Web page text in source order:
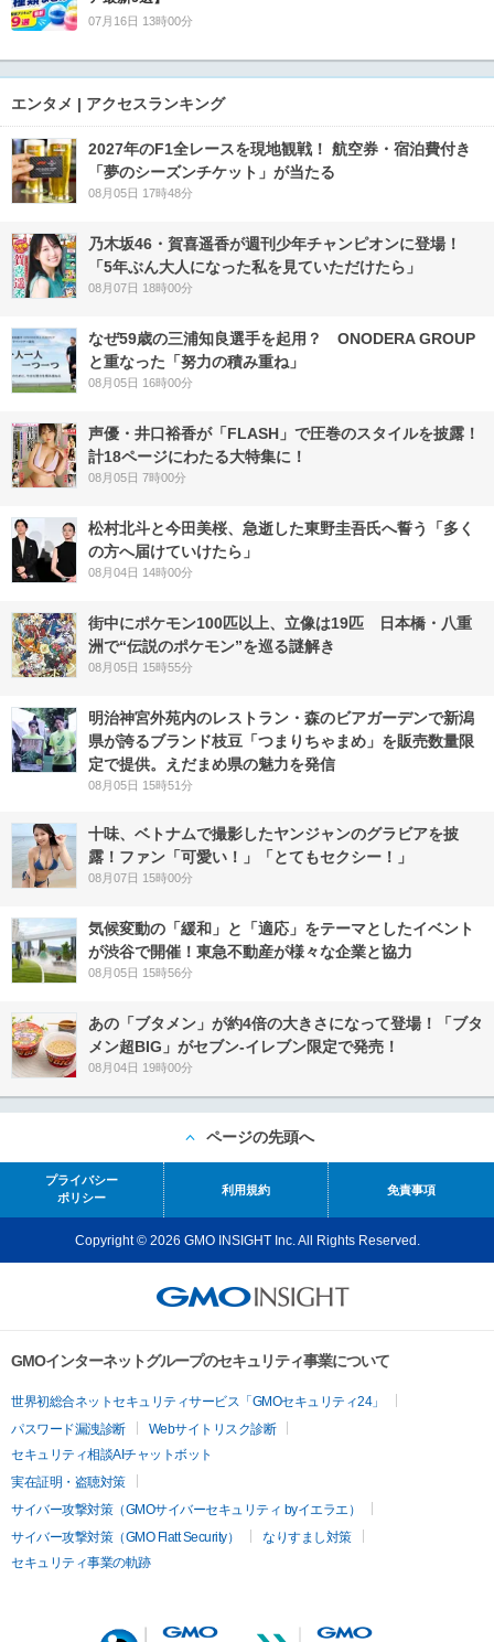
07月16日 13時00分
エンタメ | アクセスランキング
2027年のF1全レースを現地観戦！ 航空券・宿泊費付き
「夢のシーズンチケット」が当たる
08月05日 17時48分
乃木坂46・賀喜遥香が週刊少年チャンピオンに登場！
「5年ぶん大人になった私を見ていただけたら」
08月07日 18時00分
なぜ59歳の三浦知良選手を起用？ ONODERA GROUP
と重なった「努力の積み重ね」
08月05日 16時00分
声優・井口裕香が「FLASH」で圧巻のスタイルを披露！
計18ページにわたる大特集に！
08月05日 7時00分
松村北斗と今田美桜、急逝した東野圭吾氏へ誓う「多く
の方へ届けていけたら」
08月04日 14時00分
街中にポケモン100匹以上、立像は19匹 日本橋・八重
洲で“伝説のポケモン”を巡る謎解き
08月05日 15時55分
明治神宮外苑内のレストラン・森のビアガーデンで新潟
県が誇るブランド枝豆「つまりちゃまめ」を販売数量限
定で提供。えだまめ県の魅力を発信
08月05日 15時51分
十味、ベトナムで撮影したヤンジャンのグラビアを披
露！ファン「可愛い！」「とてもセクシー！」
08月07日 15時00分
気候変動の「緩和」と「適応」をテーマとしたイベント
が渋谷で開催！東急不動産が様々な企業と協力
08月05日 15時56分
あの「ブタメン」が約4倍の大きさになって登場！「ブタ
メン超BIG」がセブン‐イレブン限定で発売！
08月04日 19時00分
ページの先頭へ
プライバシー
ポリシー
利用規約 免責事項
Copyright © 2026 GMO INSIGHT Inc. All Rights Reserved.
GMOインターネットグループのセキュリティ事業について
世界初総合ネットセキュリティサービス「GMOセキュリティ24」
パスワード漏洩診断
Webサイトリスク診断
セキュリティ相談AIチャットボット
実在証明・盗聴対策
サイバー攻撃対策（GMOサイバーセキュリティ byイエラエ）
サイバー攻撃対策（GMO Flatt Security）
なりすまし対策
セキュリティ事業の軌跡